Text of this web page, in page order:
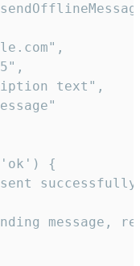
text",
'ok') {
message,